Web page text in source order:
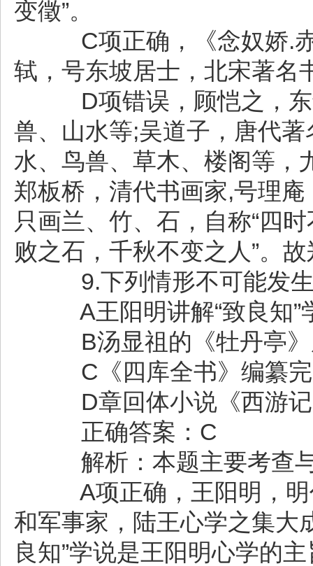
变徵”。
C项正确，《念奴娇.赤
轼，号东坡居士，北宋著名
D项错误，顾恺之，东
兽、山水等;吴道子，唐代
水、鸟兽、草木、楼阁等，
郑板桥，清代书画家,号理
只画兰、竹、石，自称“四
败之石，千秋不变之人”。
9.下列情形不可能发生
A王阳明讲解“致良知”
B汤显祖的《牡丹亭》
C《四库全书》编纂
D章回体小说《西游记
正确答案：C
解析：本题主要考查与
A项正确，王阳明，明
和军事家，陆王心学之集大
良知”学说是王阳明心学的